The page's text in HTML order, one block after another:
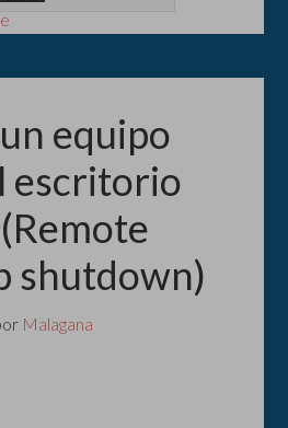
equipo
escritorio
shutdown)
Malagana